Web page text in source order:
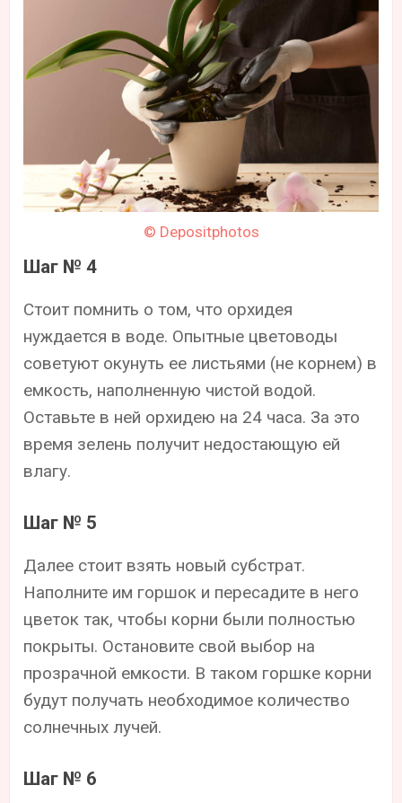
© Depositphotos
Шаг № 4
Стоит помнить о том, что орхидея
нуждается в воде. Опытные цветоводы
советуют окунуть ее листьями (не корнем) в
емкость, наполненную чистой водой.
Оставьте в ней орхидею на 24 часа. За это
время зелень получит недостающую ей
влагу.
Шаг № 5
Далее стоит взять новый субстрат.
Наполните им горшок и пересадите в него
цветок так, чтобы корни были полностью
покрыты. Остановите свой выбор на
прозрачной емкости. В таком горшке корни
будут получать необходимое количество
солнечных лучей.
Шаг № 6